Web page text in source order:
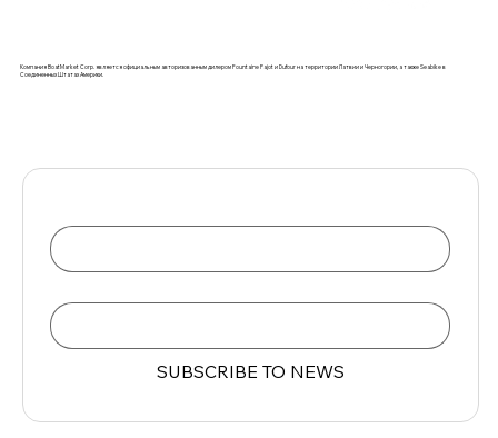
Компания BoatMarket Corp. является официальным авторизованным дилером Fountaine Pajot и Dufour на территории Латвии и Черногории, а также Seabike в
Соединенных Штатах Америки.
SUBSCRIBE TO NEWS